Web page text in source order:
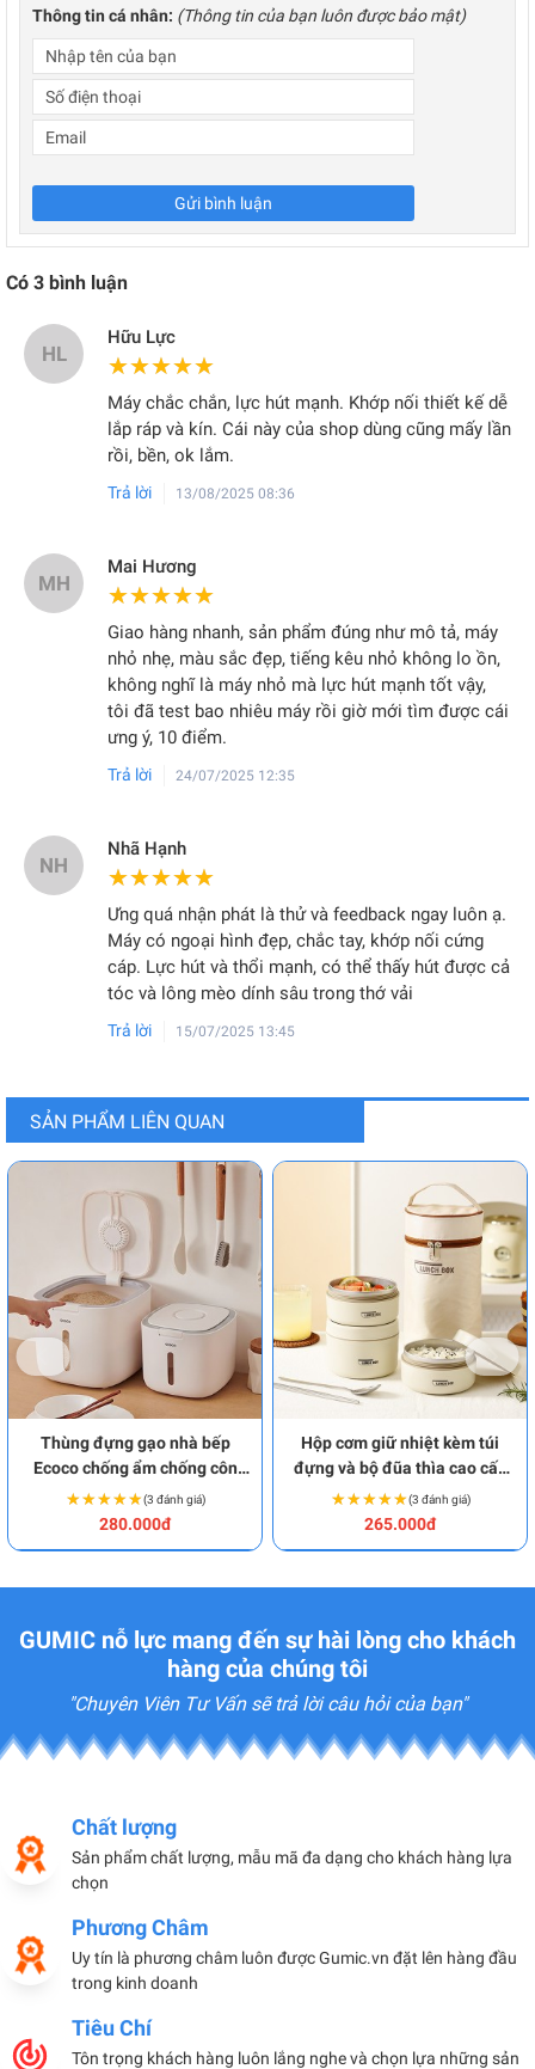
Thông tin cá nhân: (Thông tin của bạn luôn được bảo mật)
Gửi bình luận
Có 3 bình luận
HL
Hữu Lực
★★★★★
★★★★★
Máy chắc chắn, lực hút mạnh. Khớp nối thiết kế dễ
lắp ráp và kín. Cái này của shop dùng cũng mấy lần
rồi, bền, ok lắm.
Trả lời 13/08/2025 08:36
MH
Mai Hương
★★★★★
★★★★★
Giao hàng nhanh, sản phẩm đúng như mô tả, máy
nhỏ nhẹ, màu sắc đẹp, tiếng kêu nhỏ không lo ồn,
không nghĩ là máy nhỏ mà lực hút mạnh tốt vậy,
tôi đã test bao nhiêu máy rồi giờ mới tìm được cái
ưng ý, 10 điểm.
Trả lời 24/07/2025 12:35
NH
Nhã Hạnh
★★★★★
★★★★★
Ưng quá nhận phát là thử và feedback ngay luôn ạ.
Máy có ngoại hình đẹp, chắc tay, khớp nối cứng
cáp. Lực hút và thổi mạnh, có thể thấy hút được cả
tóc và lông mèo dính sâu trong thớ vải
Trả lời 15/07/2025 13:45
SẢN PHẨM LIÊN QUAN
Thùng đựng gạo nhà bếp
Ecoco chống ẩm chống côn
trùng BA2030
★★★★★
★★★★★(3 đánh giá)
280.000đ
Hộp cơm giữ nhiệt kèm túi
đựng và bộ đũa thìa cao cấp
BA2017
★★★★★
★★★★★(3 đánh giá)
265.000đ
GUMIC nỗ lực mang đến sự hài lòng cho khách
hàng của chúng tôi
"Chuyên Viên Tư Vấn sẽ trả lời câu hỏi của bạn"
Chất lượng
Sản phẩm chất lượng, mẫu mã đa dạng cho khách hàng lựa
chọn
Phương Châm
Uy tín là phương châm luôn được Gumic.vn đặt lên hàng đầu
trong kinh doanh
Tiêu Chí
Tôn trọng khách hàng luôn lắng nghe và chọn lựa những sản